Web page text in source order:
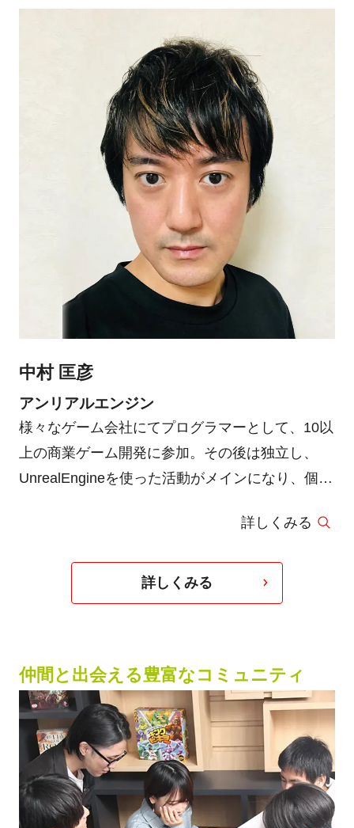
中村 匡彦
アンリアルエンジン
様々なゲーム会社にてプログラマーとして、10以
上の商業ゲーム開発に参加。その後は独立し、
UnrealEngineを使った活動がメインになり、個人
ト、書籍執筆、専門学校講師など幅広く活動。現
代表として更に活動の範囲を広げ、大 規模な
Unreal Engineを使ったゲームや映像制作などに
詳しくみる
詳しくみる
仲間と出会える豊富なコミュニティ